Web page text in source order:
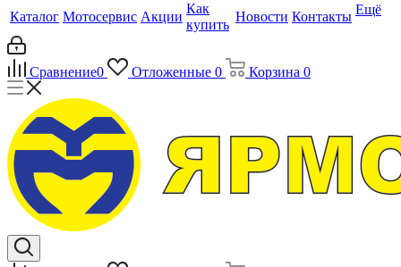
Каталог Мотосервис Акции
Как
купить
Новости Контакты Ещё
Сравнение0 Отложенные 0 Корзина 0